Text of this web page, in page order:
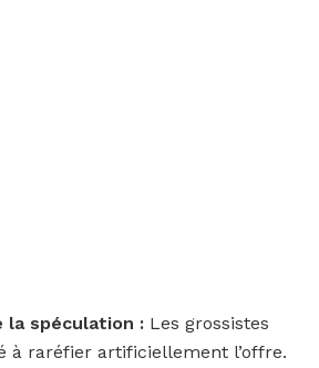
la spéculation : Les grossistes
à raréfier artificiellement l’offre.